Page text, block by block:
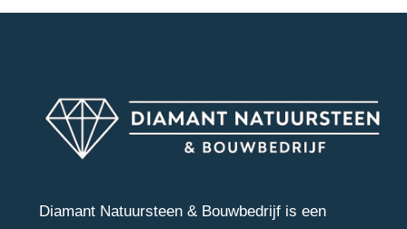
Diamant Natuursteen & Bouwbedrijf is een